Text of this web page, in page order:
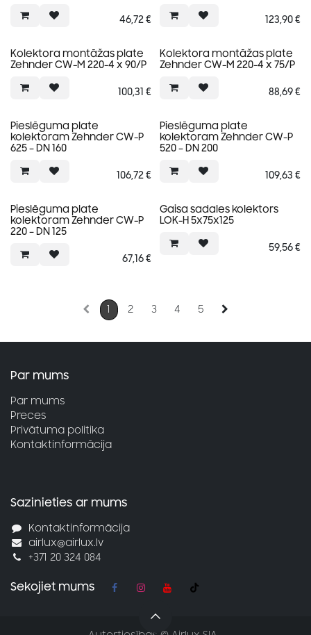
46,72€ 123,90€
Kolektora montāžas plate
Zehnder CW-M 220-4 x 90/P
100,31 €
Kolektora montāžas plate
Zehnder CW-M 220-4 x 75/P
88,69€
Pieslēguma plate
kolektoram Zehnder CW-P
625 – DN 160
106,72€
Pieslēguma plate
kolektoram Zehnder CW-P
520 – DN 200
109,63 €
Pieslēguma plate
kolektoram Zehnder CW-P
220 – DN 125
67,16€
Gaisa sadales kolektors
LOK-H 5x75x125
59,56€
1 2 3 4 5
Par mums
Par mums
Preces
Privātuma politika
Kontaktinformācija
Sazinieties ar mums
Kontaktinformācija
airlux@airlux.lv
+371 20 324 084
Sekojiet mums